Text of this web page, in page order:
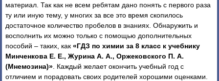
материал. Так как не всем ребятам дано понять с первого раза
ту или иную тему, у многих за все это время скопилось
достаточное количество пробелов в знаниях. Обнаружить и
восполнить их можно только с помощью дополнительных
пособий – таких, как «ГДЗ по химии за 8 класс к учебнику
Минченкова Е. Е., Журина А. А., Оржековского П. А.
(Мнемозина)» . Каждый желает окончить учебный год с
отличием и порадовать своих родителей хорошими оценками.